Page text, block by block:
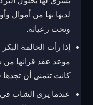
لديها بها من أموال
وتحت رعياته.
إذا رأت الحالمة
موعد عقد قرانها
كانت تتمنى أن
عندما يرى الشاب